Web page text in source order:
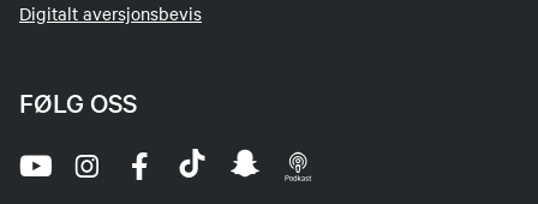
Digitalt aversjonsbevis
FØLG OSS